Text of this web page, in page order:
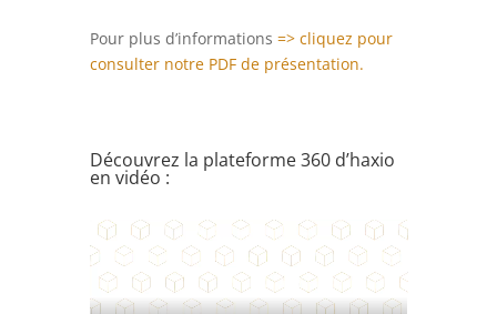
Pour plus d’informations => cliquez pour
consulter notre PDF de présentation.
Découvrez la plateforme 360 d’haxio
en vidéo :